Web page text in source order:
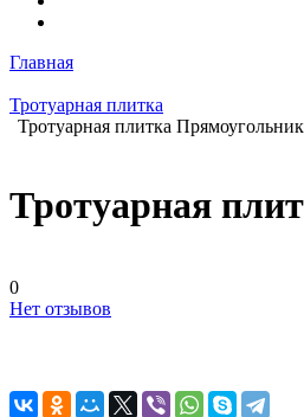
Главная
Тротуарная плитка
Тротуарная плитка
Тротуарная
0
Нет отзывов